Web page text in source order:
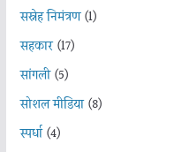
सस्नेह निमंत्रण(1)
सहकार(17)
सांगली(5)
सोशल मीडिया(8)
स्पर्धा(4)